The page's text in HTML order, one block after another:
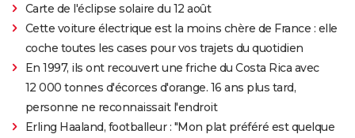
Carte de l'éclipse solaire du 12 août
Cette voiture électrique est la moins chère de France : elle
coche toutes les cases pour vos trajets du quotidien
En 1997, ils ont recouvert une friche du Costa Rica avec
12 000 tonnes d'écorces d'orange. 16 ans plus tard,
personne ne reconnaissait l'endroit
Erling Haaland, footballeur : "Mon plat préféré est quelque